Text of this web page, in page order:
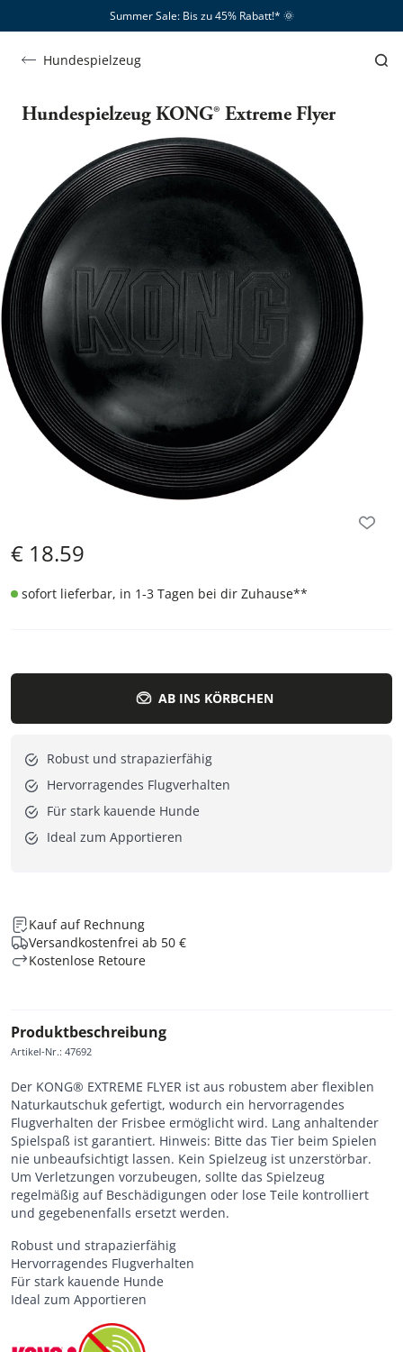
Summer Sale: Bis zu 45% Rabatt!*​ 🌞
Hundespielzeug
Hundespielzeug KONG® Extreme Flyer
€ 18.59
sofort lieferbar, in 1-3 Tagen bei dir Zuhause**
AB INS KÖRBCHEN
Robust und strapazierfähig
Hervorragendes Flugverhalten
Für stark kauende Hunde
Ideal zum Apportieren
Kauf auf Rechnung
Versandkostenfrei ab 50 €
Kostenlose Retoure
Produktbeschreibung
Artikel-Nr.: 47692
Der KONG® EXTREME FLYER ist aus robustem aber flexiblen
Naturkautschuk gefertigt, wodurch ein hervorragendes
Flugverhalten der Frisbee ermöglicht wird. Lang anhaltender
Spielspaß ist garantiert. Hinweis: Bitte das Tier beim Spielen
nie unbeaufsichtigt lassen. Kein Spielzeug ist unzerstörbar.
Um Verletzungen vorzubeugen, sollte das Spielzeug
regelmäßig auf Beschädigungen oder lose Teile kontrolliert
und gegebenenfalls ersetzt werden.
Robust und strapazierfähig
Hervorragendes Flugverhalten
Für stark kauende Hunde
Ideal zum Apportieren